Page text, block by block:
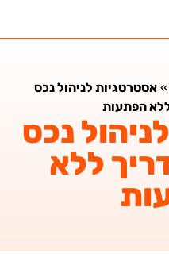
אסטרטגיות לניהול נכס
הפתעות
נכס
ללא